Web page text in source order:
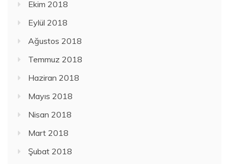
Ekim 2018
Eylül 2018
Ağustos 2018
Temmuz 2018
Haziran 2018
Mayıs 2018
Nisan 2018
Mart 2018
Şubat 2018